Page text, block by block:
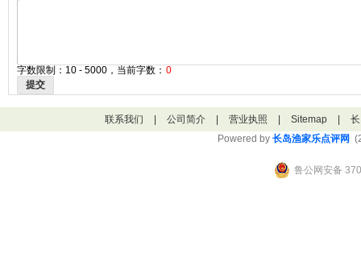
字数限制：10 - 5000，当前字数： 0
提交
联系我们 公司简介 营业执照 Sitemap
Powered by 长岛渔家乐点评网
鲁公网安备